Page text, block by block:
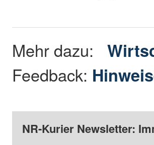
Mehr dazu:
Feedback:
NR-Kurier Newsletter: